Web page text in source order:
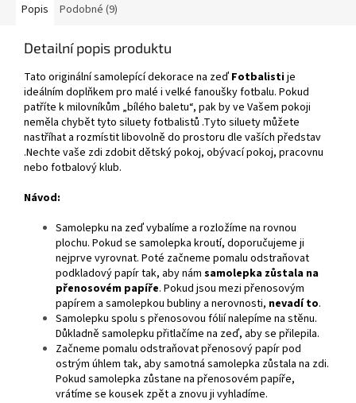
Popis Podobné (9)
Detailní popis produktu
Tato originální samolepící dekorace na zeď Fotbalistije
ideálním doplňkem pro malé i velké fanoušky fotbalu. Pokud
patříte k milovníkům „bílého baletu“, pak by ve Vašem pokoji
neměla chybět tyto siluety fotbalistů .Tyto siluety můžete
nastříhat a rozmístit libovolně do prostoru dle vaších představ
.Nechte vaše zdi zdobit dětský pokoj, obývací pokoj, pracovnu
nebo fotbalový klub.
Návod:
Samolepku na zeď vybalíme a rozložíme na rovnou
plochu. Pokud se samolepka kroutí, doporučujeme ji
nejprve vyrovnat. Poté začneme pomalu odstraňovat
podkladový papír tak, aby nám samolepka zůstala na
přenosovém papíře. Pokud jsou mezi přenosovým
papírem a samolepkou bubliny a nerovnosti, nevadí to.
Samolepku spolu s přenosovou fólií nalepíme na stěnu.
Důkladně samolepku přitlačíme na zeď, aby se přilepila.
Začneme pomalu odstraňovat přenosový papír pod
ostrým úhlem tak, aby samotná samolepka zůstala na zdi.
Pokud samolepka zůstane na přenosovém papíře,
vrátíme se kousek zpět a znovu ji vyhladíme.